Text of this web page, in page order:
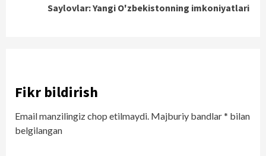
Saylovlar: Yangi O'zbekistonning imkoniyatlari
Fikr bildirish
Email manzilingiz chop etilmaydi. Majburiy bandlar* bilan
belgilangan